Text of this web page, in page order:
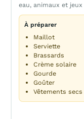
eau, animaux et
À préparer
Maillot
Serviette
Brassards
Crème solaire
Gourde
Goûter
Vêtements secs